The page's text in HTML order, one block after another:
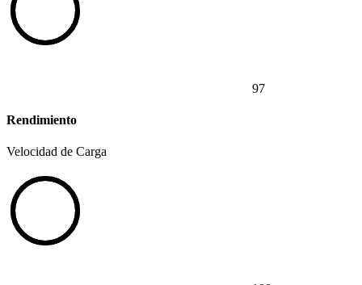
97
Rendimiento
Velocidad de Carga